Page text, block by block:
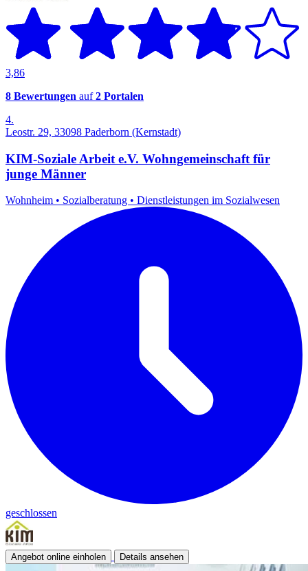
3,86
8 Bewertungen auf2 Portalen
4.
Leostr. 29, 33098 Paderborn (Kernstadt)
KIM-Soziale Arbeit e.V. Wohngemeinschaft für
junge Männer
Wohnheim • Sozialberatung • Dienstleistungen im Sozialwesen
geschlossen
Angebot online einholen Details ansehen